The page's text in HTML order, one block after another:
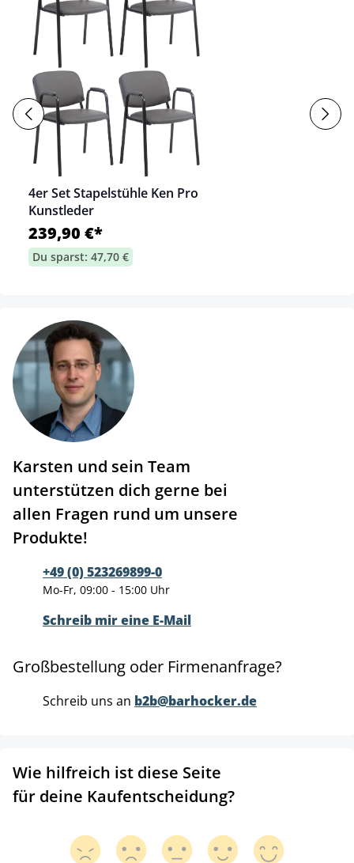
4er Set Stapelstühle Ken Pro
Kunstleder
239,90 €*
Du sparst: 47,70 €
Karsten und sein Team
unterstützen dich gerne bei
allen Fragen rund um unsere
Produkte!
+49 (0) 523269899-0
Mo-Fr, 09:00 - 15:00 Uhr
Schreib mir eine E-Mail
Großbestellung oder Firmenanfrage?
Schreib uns an b2b@barhocker.de
Wie hilfreich ist diese Seite
für deine Kaufentscheidung?